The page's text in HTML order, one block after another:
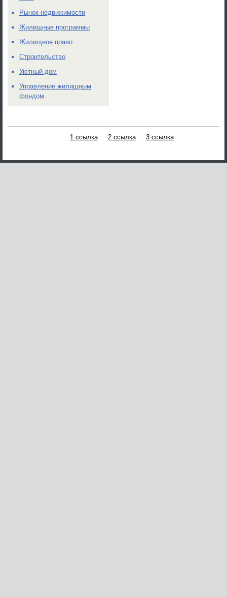
Рынок недвижимости
Жилищные программы
Жилищное право
Строительство
Уютный дом
Управление жилищным
фондом
1 ссылка 2 ссылка 3 ссылка